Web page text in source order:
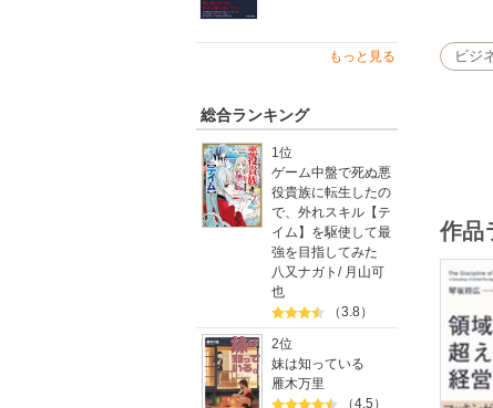
もっと見る
総合ランキング
1位
ゲーム中盤で死ぬ悪
役貴族に転生したの
で、外れスキル【テ
イム】を駆使して最
強を目指してみた
八又ナガト / 月山可
也
（3.8）
2位
妹は知っている
雁木万里
（4.5）
ビジ
作